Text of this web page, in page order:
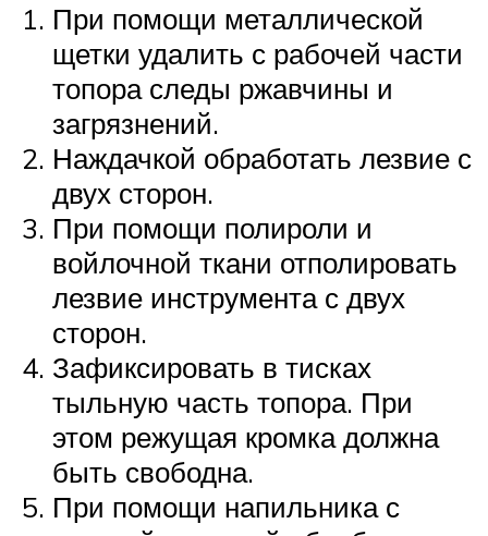
При помощи металлической
щетки удалить с рабочей части
топора следы ржавчины и
загрязнений.
Наждачкой обработать лезвие с
двух сторон.
При помощи полироли и
войлочной ткани отполировать
лезвие инструмента с двух
сторон.
Зафиксировать в тисках
тыльную часть топора. При
этом режущая кромка должна
быть свободна.
При помощи напильника с